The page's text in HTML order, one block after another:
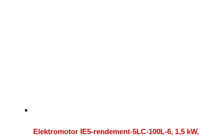
Elektromotor IE5-rendement-5LC-100L-6, 1,5 kW,